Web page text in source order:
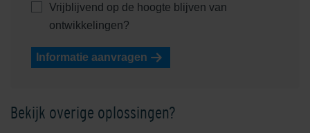
Vrijblijvend op de hoogte blijven van
ontwikkelingen?
Informatie aanvragen
Bekijk overige oplossingen?